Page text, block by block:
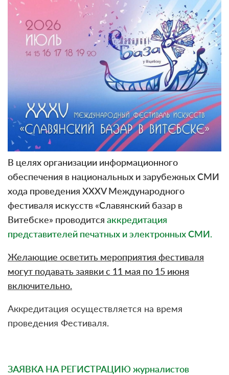
В целях организации информационного
обеспечения в национальных и зарубежных СМИ
хода проведения XXXV Международного
фестиваля искусств «Славянский базар в
Витебске» проводится аккредитация
представителей печатных и электронных СМИ.
Желающие осветить мероприятия фестиваля
могут подавать заявки с 11 мая по 15 июня
включительно.
Аккредитация осуществляется на время
проведения Фестиваля.
ЗАЯВКА НА РЕГИСТРАЦИЮ журналистов